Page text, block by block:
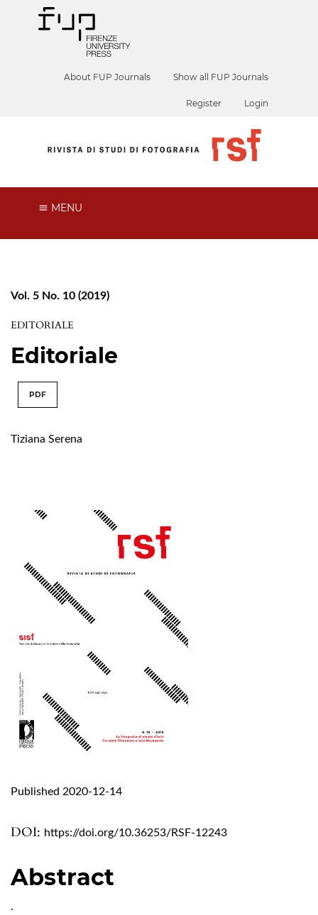
About FUP Journals Show all FUP Journals
Register Login
MENU
Vol. 5 No. 10 (2019)
EDITORIALE
Editoriale
PDF
Tiziana Serena
DOI: https://doi.org/10.36253/RSF-12243
Published 2020-12-14
Abstract
.